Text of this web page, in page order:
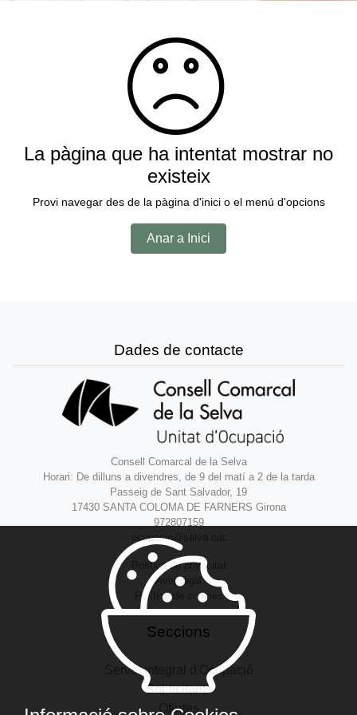
La pàgina que ha intentat mostrar no
existeix
Provi navegar des de la pàgina d'inici o el menú d'opcions
Anar a Inici
Dades de contacte
Consell Comarcal de la Selva
Horari: De dilluns a divendres, de 9 del matí a 2 de la tarda
Passeig de Sant Salvador, 19
17430 SANTA COLOMA DE FARNERS Girona
972807159
ocupacio@selva.cat
Política de privacitat
Avís legal
Política de cookies
Seccions
Servei Integral d'Ocupació
Sol·licitants
Ofertes